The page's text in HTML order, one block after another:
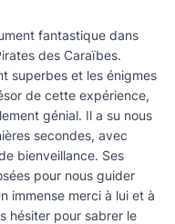
fantastique dans
des Caraïbes.
superbes et les énigmes
de cette expérience,
génial. Il a su nous
secondes, avec
bienveillance. Ses
pour nous guider
immense merci à lui et à
hésiter pour sabrer le